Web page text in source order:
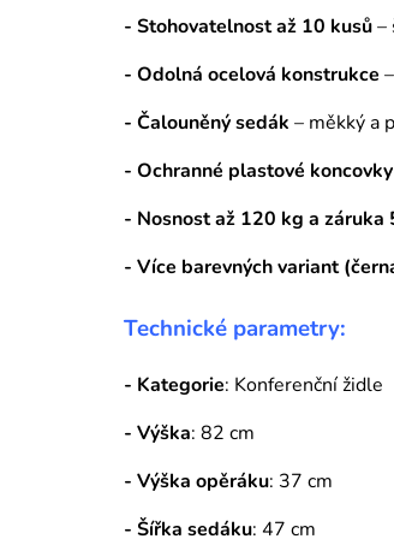
- Stohovatelnost až 10 kusů–
- Odolná ocelová konstrukce
- Čalouněný sedák – měkký a
- Ochranné plastové
- Nosnost až 120 kg a záruka
- Více barevných variant
Technické parametry:
- Kategorie: Konferenční židle
- Výška: 82 cm
- Výška opěráku: 37 cm
- Šířka sedáku: 47 cm